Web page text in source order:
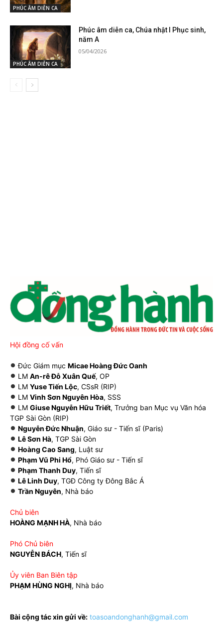
PHÚC ÂM DIỄN CA
PHÚC ÂM DIỄN CA
Phúc âm diễn ca, Chúa nhật I Phục sinh,
năm A
05/04/2026
Hội đồng cố vấn
Đức Giám mục Micae Hoàng Đức Oanh
LM An-rê Đỗ Xuân Quế, OP
LM Yuse Tiến Lộc, CSsR (RIP)
LM Vinh Sơn Nguyên Hòa, SSS
LM Giuse Nguyễn Hữu Triết, Trưởng ban Mục vụ Văn hóa
TGP Sài Gòn (RIP)
Nguyễn Đức Nhuận, Giáo sư - Tiến sĩ (Paris)
Lê Sơn Hà, TGP Sài Gòn
Hoàng Cao Sang, Luật sư
Phạm Vũ Phi Hổ, Phó Giáo sư - Tiến sĩ
Phạm Thanh Duy, Tiến sĩ
Lê Linh Duy, TGĐ Công ty Đông Bắc Á
Trần Nguyên, Nhà báo
Chủ biên
HOÀNG MẠNH HÀ, Nhà báo
Phó Chủ biên
NGUYỄN BÁCH, Tiến sĩ
Ủy viên Ban Biên tập
PHẠM HÙNG NGHỊ, Nhà báo
Bài cộng tác xin gửi về: toasoandonghanh@gmail.com